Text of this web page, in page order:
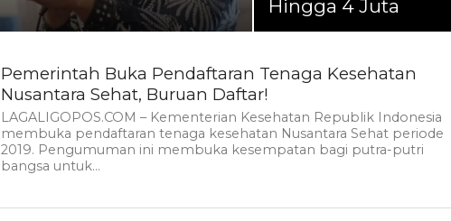
Hingga 4 Juta
Pemerintah Buka Pendaftaran Tenaga Kesehatan
Nusantara Sehat, Buruan Daftar!
LAGALIGOPOS.COM – Kementerian Kesehatan Republik Indonesia
membuka pendaftaran tenaga kesehatan Nusantara Sehat periode
2019. Pengumuman ini membuka kesempatan bagi putra-putri
bangsa untuk...